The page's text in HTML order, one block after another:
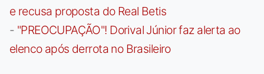
e recusa proposta do Real Betis
- "PREOCUPAÇÃO"! Dorival Júnior faz alerta ao
elenco após derrota no Brasileiro